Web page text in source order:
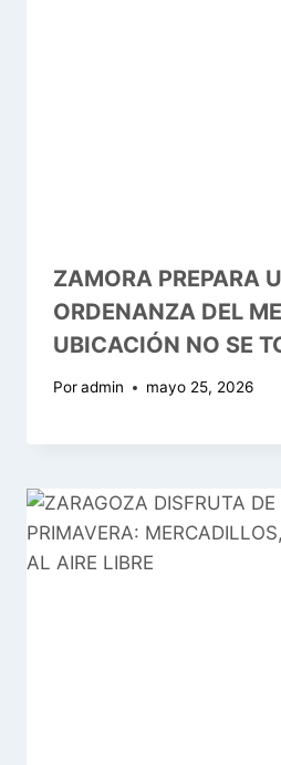
ZAMORA PREPARA
ORDENANZA DEL
UBICACIÓN NO SE
Poradmin mayo 25, 2026